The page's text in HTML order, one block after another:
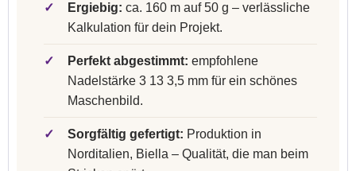
✓ Ergiebig: ca. 160 m auf 50 g – verlässliche
Kalkulation für dein Projekt.
✓ Perfekt abgestimmt: empfohlene
Nadelstärke 3 13 3,5 mm für ein schönes
Maschenbild.
✓ Sorgfältig gefertigt: Produktion in
Norditalien, Biella – Qualität, die man beim